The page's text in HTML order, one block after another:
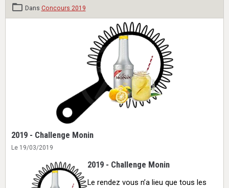
Dans Concours 2019
2019 - Challenge Monin
Le 19/03/2019
2019 - Challenge Monin
Le rendez vous n’a lieu que tous les